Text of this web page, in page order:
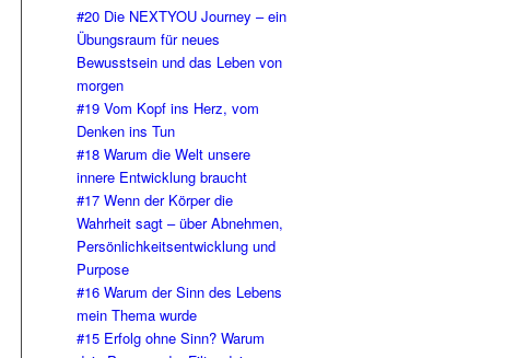
#20 Die NEXTYOU Journey – ein
Übungsraum für neues
Bewusstsein und das Leben von
morgen
#19 Vom Kopf ins Herz, vom
Denken ins Tun
#18 Warum die Welt unsere
innere Entwicklung braucht
#17 Wenn der Körper die
Wahrheit sagt – über Abnehmen,
Persönlichkeitsentwicklung und
Purpose
#16 Warum der Sinn des Lebens
mein Thema wurde
#15 Erfolg ohne Sinn? Warum